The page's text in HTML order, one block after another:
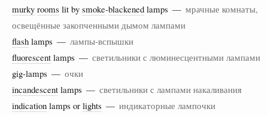
murky rooms lit by smoke-blackened lamps — мрачные комнаты,
освещённые закопченными дымом лампами
flash lamps — лампы-вспышки
fluorescent lamps — светильники с люминесцентными лампами
gig-lamps — очки
incandescent lamps — светильники с лампами накаливания
indication lamps or lights — индикаторные лампочки